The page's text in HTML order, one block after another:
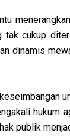
tak cukup
dinamis
hukum
publik